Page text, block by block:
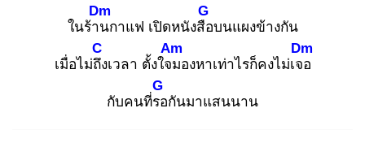
ในร้าน
Dm
กาแฟ เปิดหนังสือ
G
บนแผงข้างกัน
เมื่อไม่ถึง
C
เวลา ตั้งใจม
Am
องหาเท่าไรก็คงไม่เจอ
Dm
กับคนที่รอ
G
กันมาแสนนาน